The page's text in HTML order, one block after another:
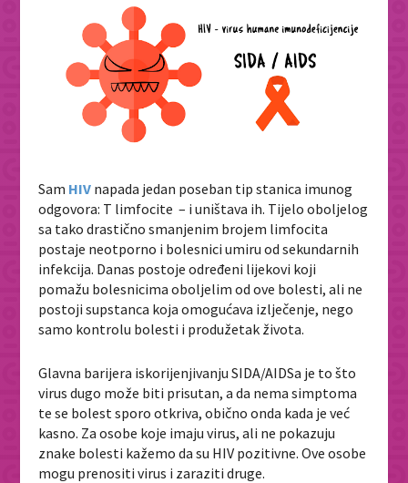
Sam HIV napada jedan poseban tip stanica imunog
odgovora: T limfocite – i uništava ih. Tijelo oboljelog
sa tako drastično smanjenim brojem limfocita
postaje neotporno i bolesnici umiru od sekundarnih
infekcija. Danas postoje određeni lijekovi koji
pomažu bolesnicima oboljelim od ove bolesti, ali ne
postoji supstanca koja omogućava izlječenje, nego
samo kontrolu bolesti i produžetak života.
Glavna barijera iskorijenjivanju SIDA/AIDSa je to što
virus dugo može biti prisutan, a da nema simptoma
te se bolest sporo otkriva, obično onda kada je već
kasno. Za osobe koje imaju virus, ali ne pokazuju
znake bolesti kažemo da su HIV pozitivne. Ove osobe
mogu prenositi virus i zaraziti druge.